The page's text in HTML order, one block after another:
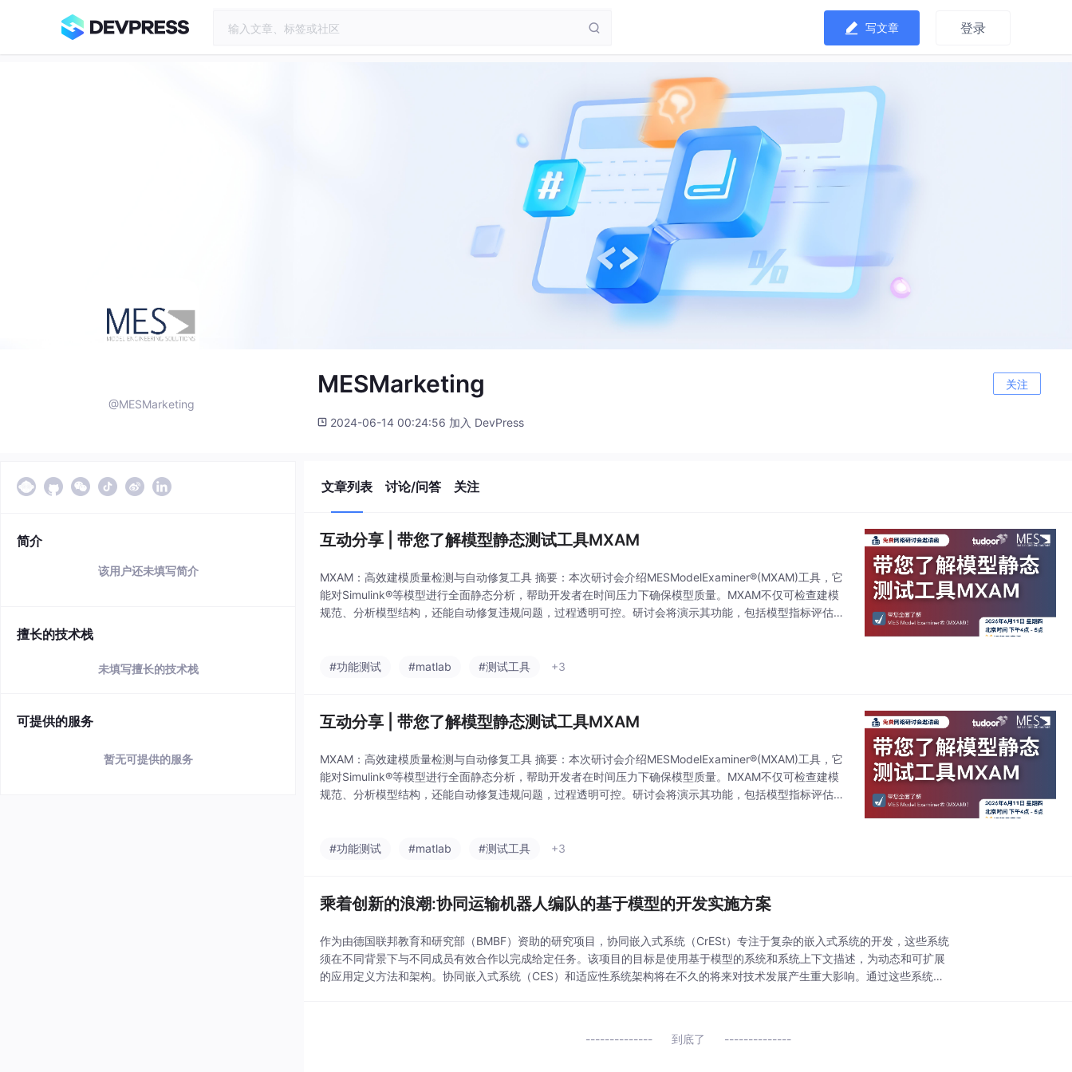
写文章 登录
@MESMarketing
MESMarketing 关注
2024-06-14 00:24:56 加入 DevPress
简介
该用户还未填写简介
擅长的技术栈
未填写擅长的技术栈
可提供的服务
暂无可提供的服务
文章列表 讨论/问答 关注
互动分享 | 带您了解模型静态测试工具MXAM
MXAM：高效建模质量检测与自动修复工具 摘要：本次研讨会介绍MESModelExaminer®(MXAM)工具，它
能对Simulink®等模型进行全面静态分析，帮助开发者在时间压力下确保模型质量。MXAM不仅可检查建模
规范、分析模型结构，还能自动修复违规问题，过程透明可控。研讨会将演示其功能，包括模型指标评估与
#功能测试 #matlab #测试工具 +3
互动分享 | 带您了解模型静态测试工具MXAM
MXAM：高效建模质量检测与自动修复工具 摘要：本次研讨会介绍MESModelExaminer®(MXAM)工具，它
能对Simulink®等模型进行全面静态分析，帮助开发者在时间压力下确保模型质量。MXAM不仅可检查建模
规范、分析模型结构，还能自动修复违规问题，过程透明可控。研讨会将演示其功能，包括模型指标评估与
#功能测试 #matlab #测试工具 +3
乘着创新的浪潮:协同运输机器人编队的基于模型的开发实施方案
作为由德国联邦教育和研究部（BMBF）资助的研究项目，协同嵌入式系统（CrESt）专注于复杂的嵌入式系统的开发，这些系统
须在不同背景下与不同成员有效合作以完成给定任务。该项目的目标是使用基于模型的系统和系统上下文描述，为动态和可扩展
的应用定义方法和架构。协同嵌入式系统（CES）和适应性系统架构将在不久的将来对技术发展产生重大影响。通过这些系统及
到底了